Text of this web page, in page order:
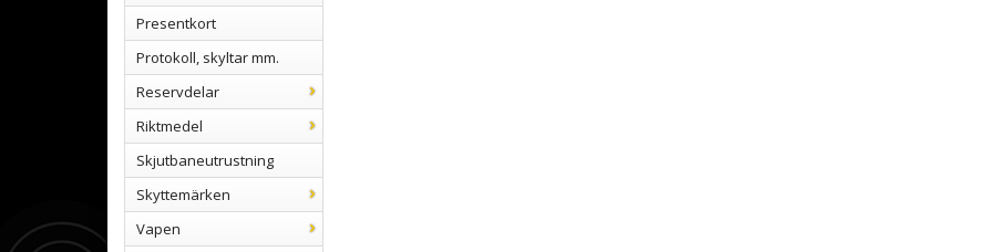
Presentkort
Protokoll, skyltar mm.
Reservdelar
Riktmedel
Skjutbaneutrustning
Skyttemärken
Vapen